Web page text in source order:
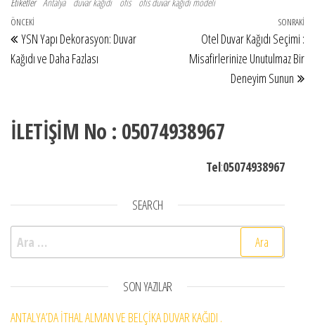
Yazı gezinmesi
Önceki Yazı
ÖNCEKI
YSN Yapı Dekorasyon: Duvar
Kağıdı ve Daha Fazlası
SONRAKI
Otel Duvar Kağıdı Seçimi :
Misafirlerinize Unutulmaz Bir
Deneyim Sunun
İLETİŞİM No : 05074938967
Tel:05074938967
SEARCH
Arama:
SON YAZILAR
ANTALYA’DA İTHAL ALMAN VE BELÇİKA DUVAR KAĞIDI .